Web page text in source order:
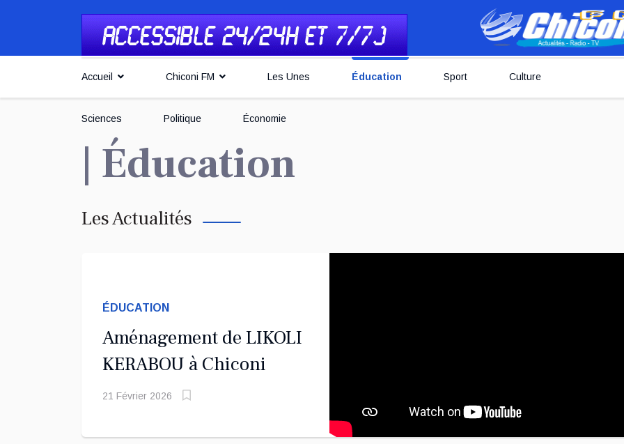
Accueil Chiconi FM Les Unes Éducation Sport Culture
Sciences Politique Économie
| Éducation
Les Actualités
ÉDUCATION
Aménagement de LIKOLI
KERABOU à Chiconi
21 Février 2026